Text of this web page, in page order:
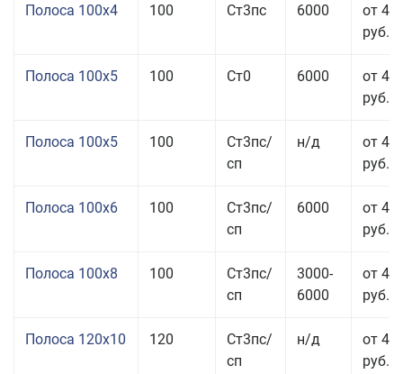
Полоса 100x4 100 Ст3пс 6000
от 46
руб.
Полоса 100x5 100 Ст0 6000
от 46
руб.
Полоса 100x5 100
Ст3пс/
сп
н/д
от 46
руб.
Полоса 100x6 100
Ст3пс/
сп
6000
от 46
руб.
Полоса 100x8 100
Ст3пс/
сп
3000-
6000
от 42
руб.
Полоса 120x10 120
Ст3пс/
сп
н/д
от 43
руб.